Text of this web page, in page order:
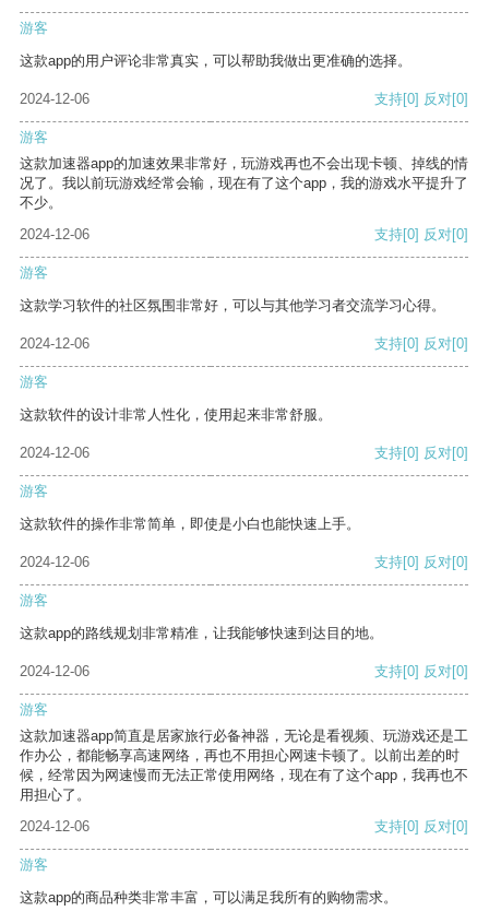
游客
这款app的用户评论非常真实，可以帮助我做出更准确的选择。
2024-12-06 支持[0] 反对[0]
游客
这款加速器app的加速效果非常好，玩游戏再也不会出现卡顿、掉线的情
况了。我以前玩游戏经常会输，现在有了这个app，我的游戏水平提升了
不少。
2024-12-06
支持[0] 反对[0]
游客
这款学习软件的社区氛围非常好，可以与其他学习者交流学习心得。
2024-12-06 支持[0] 反对[0]
游客
这款软件的设计非常人性化，使用起来非常舒服。
2024-12-06 支持[0] 反对[0]
游客
这款软件的操作非常简单，即使是小白也能快速上手。
2024-12-06 支持[0] 反对[0]
游客
这款app的路线规划非常精准，让我能够快速到达目的地。
2024-12-06 支持[0] 反对[0]
游客
这款加速器app简直是居家旅行必备神器，无论是看视频、玩游戏还是工
作办公，都能畅享高速网络，再也不用担心网速卡顿了。以前出差的时
候，经常因为网速慢而无法正常使用网络，现在有了这个app，我再也不
用担心了。
2024-12-06
支持[0] 反对[0]
游客
这款app的商品种类非常丰富，可以满足我所有的购物需求。